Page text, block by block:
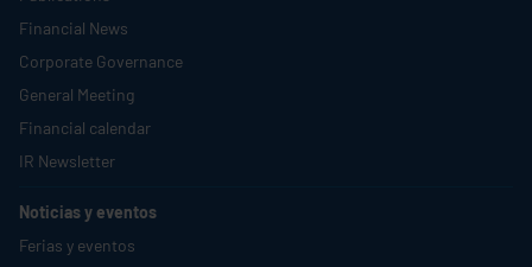
Financial News
Corporate Governance
General Meeting
Financial calendar
IR Newsletter
Noticias y eventos
Ferias y eventos